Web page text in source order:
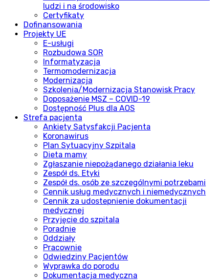
ludzi i na środowisko
Certyfikaty
Dofinansowania
Projekty UE
E-usługi
Rozbudowa SOR
Informatyzacja
Termomodernizacja
Modernizacja
Szkolenia/Modernizacja Stanowisk Pracy
Doposażenie MSZ – COVID-19
Dostępność Plus dla AOS
Strefa pacjenta
Ankiety Satysfakcji Pacjenta
Koronawirus
Plan Sytuacyjny Szpitala
Dieta mamy
Zgłaszanie niepożądanego działania leku
Zespół ds. Etyki
Zespół ds. osób ze szczególnymi potrzebami
Cennik usług medycznych i niemedycznych
Cennik za udostepnienie dokumentacji
medycznej
Przyjęcie do szpitala
Poradnie
Oddziały
Pracownie
Odwiedziny Pacjentów
Wyprawka do porodu
Dokumentacja medyczna